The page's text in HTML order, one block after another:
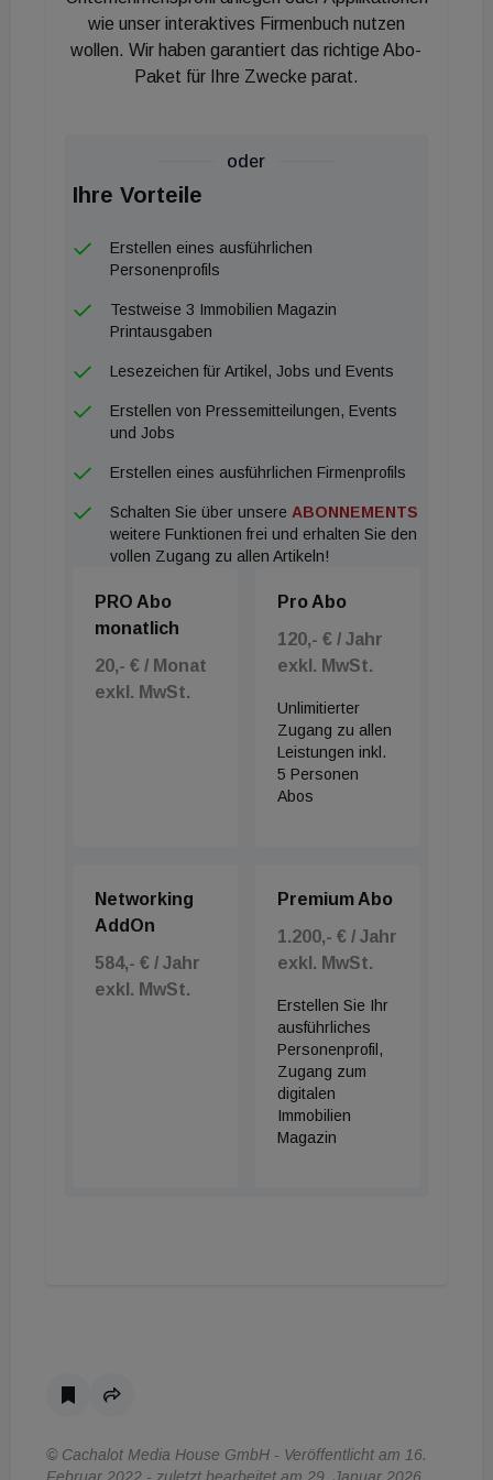
für hohe Lebensqualität und damit für nachhaltige
Attraktivität der Wohnungen in der Vermietung",
ergänzt CC-Geschäftsführer Florian
wie unser interaktives Firmenbuch nutzen
wollen. Wir haben garantiert das richtige Abo-
Paket für Ihre Zwecke parat.
oder
Ihre Vorteile
Erstellen eines ausführlichen
Personenprofils
Testweise 3 Immobilien Magazin
Printausgaben
Lesezeichen für Artikel, Jobs und Events
Erstellen von Pressemitteilungen, Events
und Jobs
Erstellen eines ausführlichen Firmenprofils
Schalten Sie über unsere ABONNEMENTS
weitere Funktionen frei und erhalten Sie den
vollen Zugang zu allen Artikeln!
PRO Abo
monatlich
20,- € / Monat
exkl. MwSt.
Pro Abo
120,- € / Jahr
exkl. MwSt.
Unlimitierter
Zugang zu allen
Leistungen inkl.
5 Personen
Abos
Networking
AddOn
584,- € / Jahr
exkl. MwSt.
Premium Abo
1.200,- € / Jahr
exkl. MwSt.
Erstellen Sie Ihr
ausführliches
Personenprofil,
Zugang zum
digitalen
Immobilien
Magazin
© Cachalot Media House GmbH - Veröffentlicht am 16.